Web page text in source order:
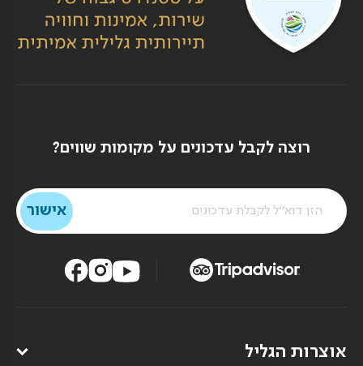
רוצה לקבל עדכונים על מקומות שווים?
אוצרות הגליל